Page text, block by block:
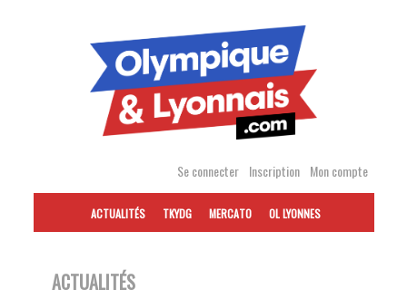
Se connecter Inscription Mon compte
ACTUALITÉS TKYDG MERCATO OL LYONNES
ACTUALITÉS